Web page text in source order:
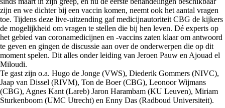
zijn en we dichter bij een vaccin komen, neemt ook het aantal vragen
toe. Tijdens deze live-uitzending gaf medicijnautoriteit CBG de kijkers
de mogelijkheid om vragen te stellen die bij hen leven. Dé experts op
het gebied van coronamedicijnen en -vaccins zaten klaar om antwoord
te geven en gingen de discussie aan over de onderwerpen die op dit
moment spelen. Dit alles onder leiding van Jeroen Pauw en Ajouad el
Miloudi.
Te gast zijn o.a. Hugo de Jonge (VWS), Diederik Gommers (NIVC),
Jaap van Dissel (RIVM), Ton de Boer (CBG), Leonoor Wijmans
(CBG), Agnes Kant (Lareb) Jaron Harambam (KU Leuven), Miriam
Sturkenboom (UMC Utrecht) en Enny Das (Radboud Universiteit).